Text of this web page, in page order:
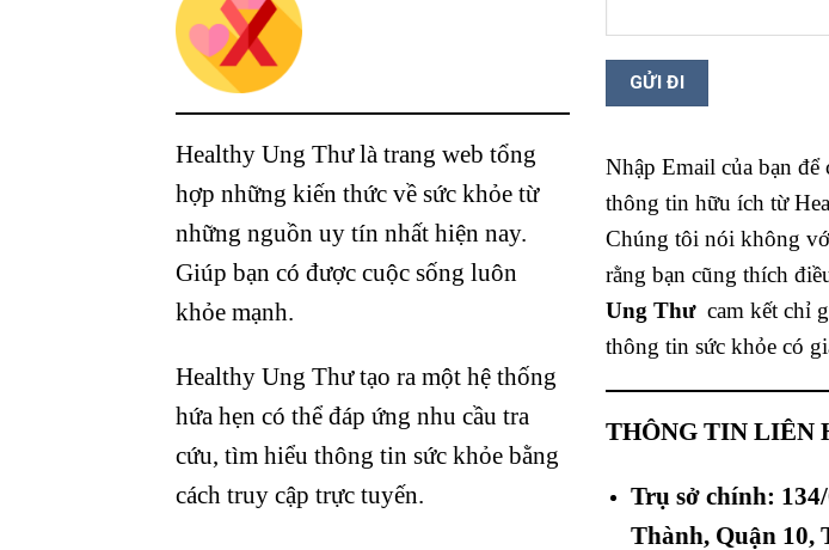
Healthy Ung Thư là trang web tổng
hợp những kiến thức về sức khỏe từ
những nguồn uy tín nhất hiện nay.
Giúp bạn có được cuộc sống luôn
khỏe mạnh.
Healthy Ung Thư tạo ra một hệ thống
hứa hẹn có thể đáp ứng nhu cầu tra
cứu, tìm hiểu thông tin sức khỏe bằng
cách truy cập trực tuyến.
Nhập Email của bạn để
thông tin hữu ích từ
Chúng tôi nói không
rằng bạn cũng thích
Ung Thư cam kết chỉ
thông tin sức khỏe có
THÔNG TIN LIÊN
Trụ sở chính:
Thành, Quận 10,